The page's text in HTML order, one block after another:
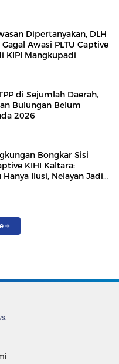
Dipertanyakan, DLH
Awasi PLTU Captive
KIPI Mangkupadi
di Sejumlah Daerah,
Bulungan Belum
2026
Bongkar Sisi
KIHI Kaltara:
Ilusi, Nelayan Jadi